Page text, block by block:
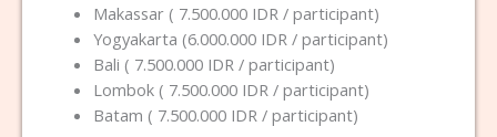
Makassar ( 7.500.000 IDR / participant)
Yogyakarta (6.000.000 IDR / participant)
Bali ( 7.500.000 IDR / participant)
Lombok ( 7.500.000 IDR / participant)
Batam ( 7.500.000 IDR / participant)